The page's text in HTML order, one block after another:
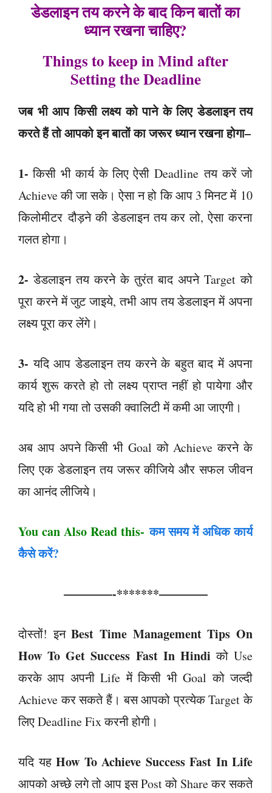
डेडलाइन तय करने के बाद किन बातों का
ध्यान रखना चाहिए?
Things to keep in Mind after
Setting the Deadline
जब भी आप किसी लक्ष्य को पाने के लिए डेडलाइन तय
करते हैं तो आपको इन बातों का जरूर ध्यान रखना होगा–
1- किसी भी कार्य के लिए ऐसी Deadline तय करें जो
Achieve की जा सके। ऐसा न हो कि आप 3 मिनट में 10
किलोमीटर दौड़ने की डेडलाइन तय कर लो, ऐसा करना
गलत होगा।
2- डेडलाइन तय करने के तुरंत बाद अपने Target को
पूरा करने में जुट जाइये, तभी आप तय डेडलाइन में अपना
लक्ष्य पूरा कर लेंगे।
3- यदि आप डेडलाइन तय करने के बहुत बाद में अपना
कार्य शुरू करते हो तो लक्ष्य प्राप्त नहीं हो पायेगा और
यदि हो भी गया तो उसकी क्वालिटी में कमी आ जाएगी।
अब आप अपने किसी भी Goal को Achieve करने के
लिए एक डेडलाइन तय जरूर कीजिये और सफल जीवन
का आनंद लीजिये।
You can Also Read this-कम समय में अधिक कार्य
कैसे करें?
————-*******————
दोस्तों! इनBest Time Management Tips On
How To Get Success Fast In Hindi को Use
करके आप अपनी Life में किसी भी Goal को जल्दी
Achieve कर सकते हैं। बस आपको प्रत्येक Target के
लिए Deadline Fix करनी होगी।
यदि यह How To Achieve Success Fast In Life
आपको अच्छे लगे तो आप इस Post को Share कर सकते